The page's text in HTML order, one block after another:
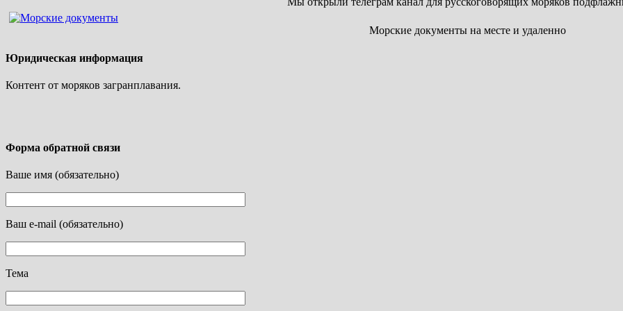
Морские документы на месте и удаленно
Юридическая информация
Контент от моряков загранплавания.
Форма обратной связи
Ваше имя (обязательно)
Ваш e-mail (обязательно)
Тема